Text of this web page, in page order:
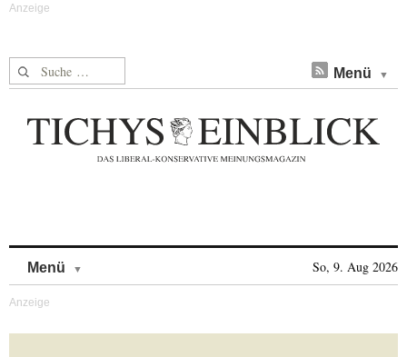
Suche nach: Menü
Menü So, 9. Aug 2026